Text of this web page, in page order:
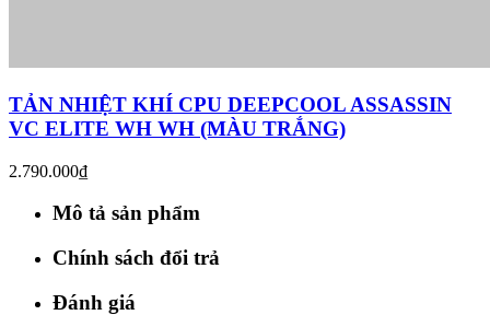
TẢN NHIỆT KHÍ CPU DEEPCOOL ASSASSIN
VC ELITE WH WH (MÀU TRẮNG)
2.790.000₫
Mô tả sản phẩm
Chính sách đổi trả
Đánh giá